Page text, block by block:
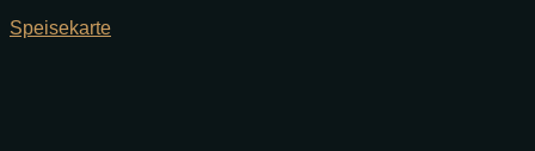
Speisekarte